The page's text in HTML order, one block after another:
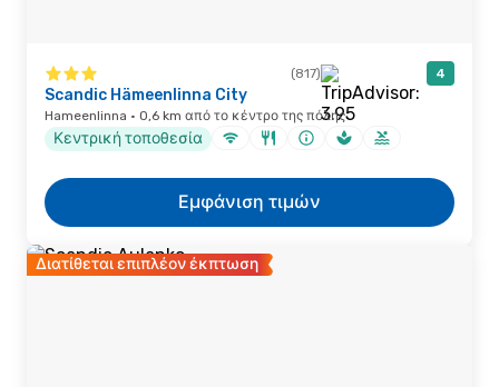
(817) 4
Scandic Hämeenlinna City
Hameenlinna · 0,6 km από το κέντρο της πόλης
Κεντρική τοποθεσία
Εμφάνιση τιμών
Διατίθεται επιπλέον έκπτωση